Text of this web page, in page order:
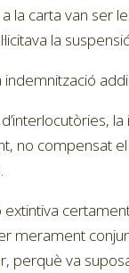
a la carta van ser
la
indemnització
d’interlocutòries,
no compensat
extintiva
merament
perquè va